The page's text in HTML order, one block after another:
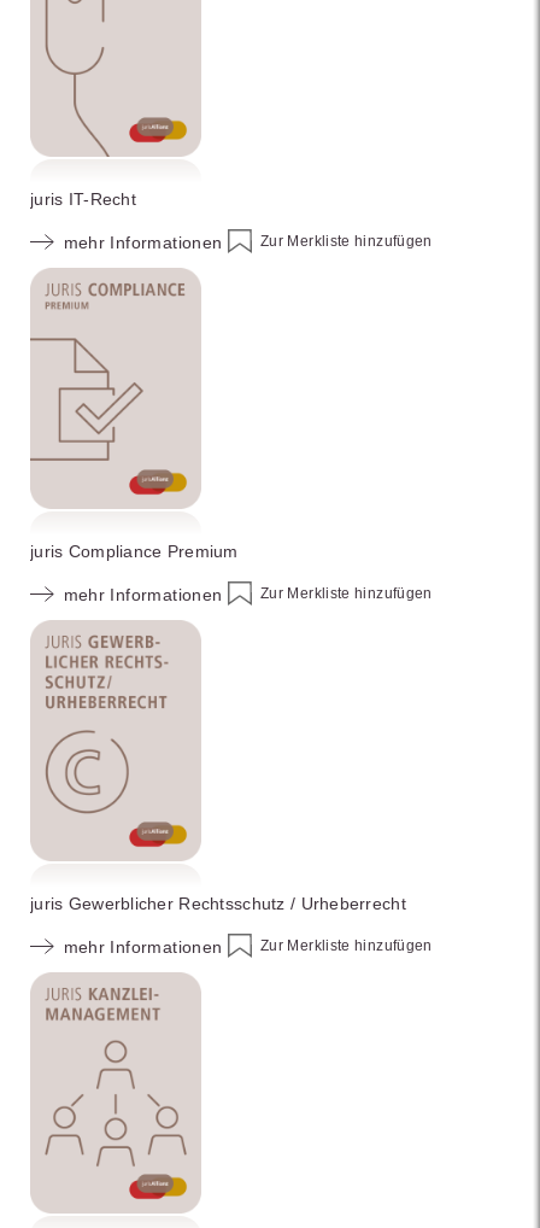
juris IT-Recht
mehr Informationen Zur Merkliste hinzufügen
juris Compliance Premium
mehr Informationen Zur Merkliste hinzufügen
juris Gewerblicher Rechtsschutz / Urheberrecht
mehr Informationen Zur Merkliste hinzufügen